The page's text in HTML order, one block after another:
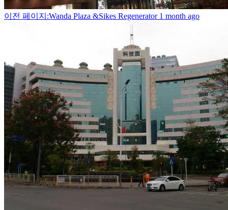
이전 페이지:Wanda Plaza &Sikes Regenerator 1 month ago